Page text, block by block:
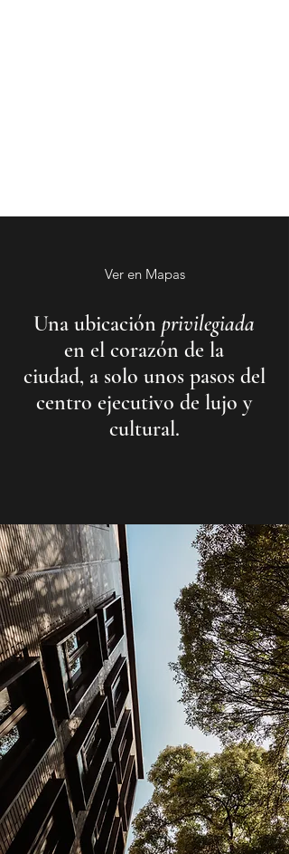
Ver en Mapas
Una ubicación privilegiada
en el corazón de la
ciudad, a solo unos pasos del
centro ejecutivo de lujo y
cultural.